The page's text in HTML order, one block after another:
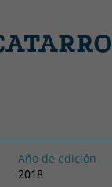
Año de edición
2018